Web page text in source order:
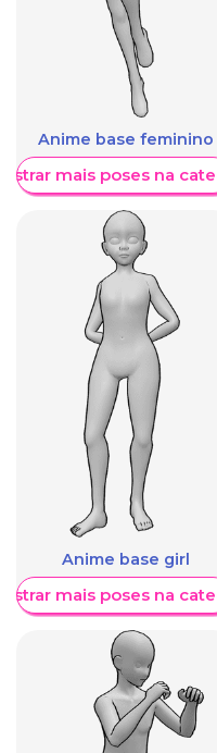
Anime base feminino
mais poses na
Anime base girl
mais poses na